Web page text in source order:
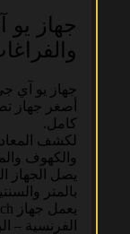
جهاز
جهاز يو آي
أصغر جهاز
كامل.
لكشف
والكهوف
بالمتر
الفرنسية –